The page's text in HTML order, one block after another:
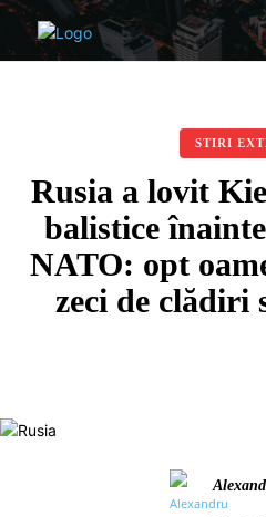
STIRI
Rusia a lovit
balistice
NATO: opt
zeci de clădiri